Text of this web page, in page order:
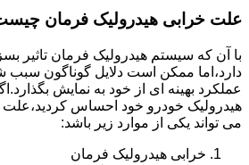
علت خرابی هیدرولیک فرمان
با آن که سیستم هیدرولیک فرمان تاثیر
دارد،اما ممکن است دلایل گوناگون سبب
عملکرد بهینه ای از خود به نمایش
هیدرولیک خودرو خود احساس کردید،علت
می تواند یکی از موارد زیر باشد:
خرابی هیدرولیک فرمان